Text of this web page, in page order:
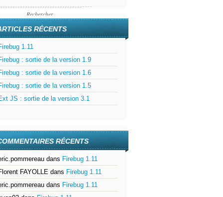
RÉCENTS
1.11
: sortie de la version 1.9
: sortie de la version 1.6
: sortie de la version 1.5
JS : sortie de la version 3.1
RÉCENTS
dans Firebug 1.11
FAYOLLE dans Firebug 1.11
dans Firebug 1.11